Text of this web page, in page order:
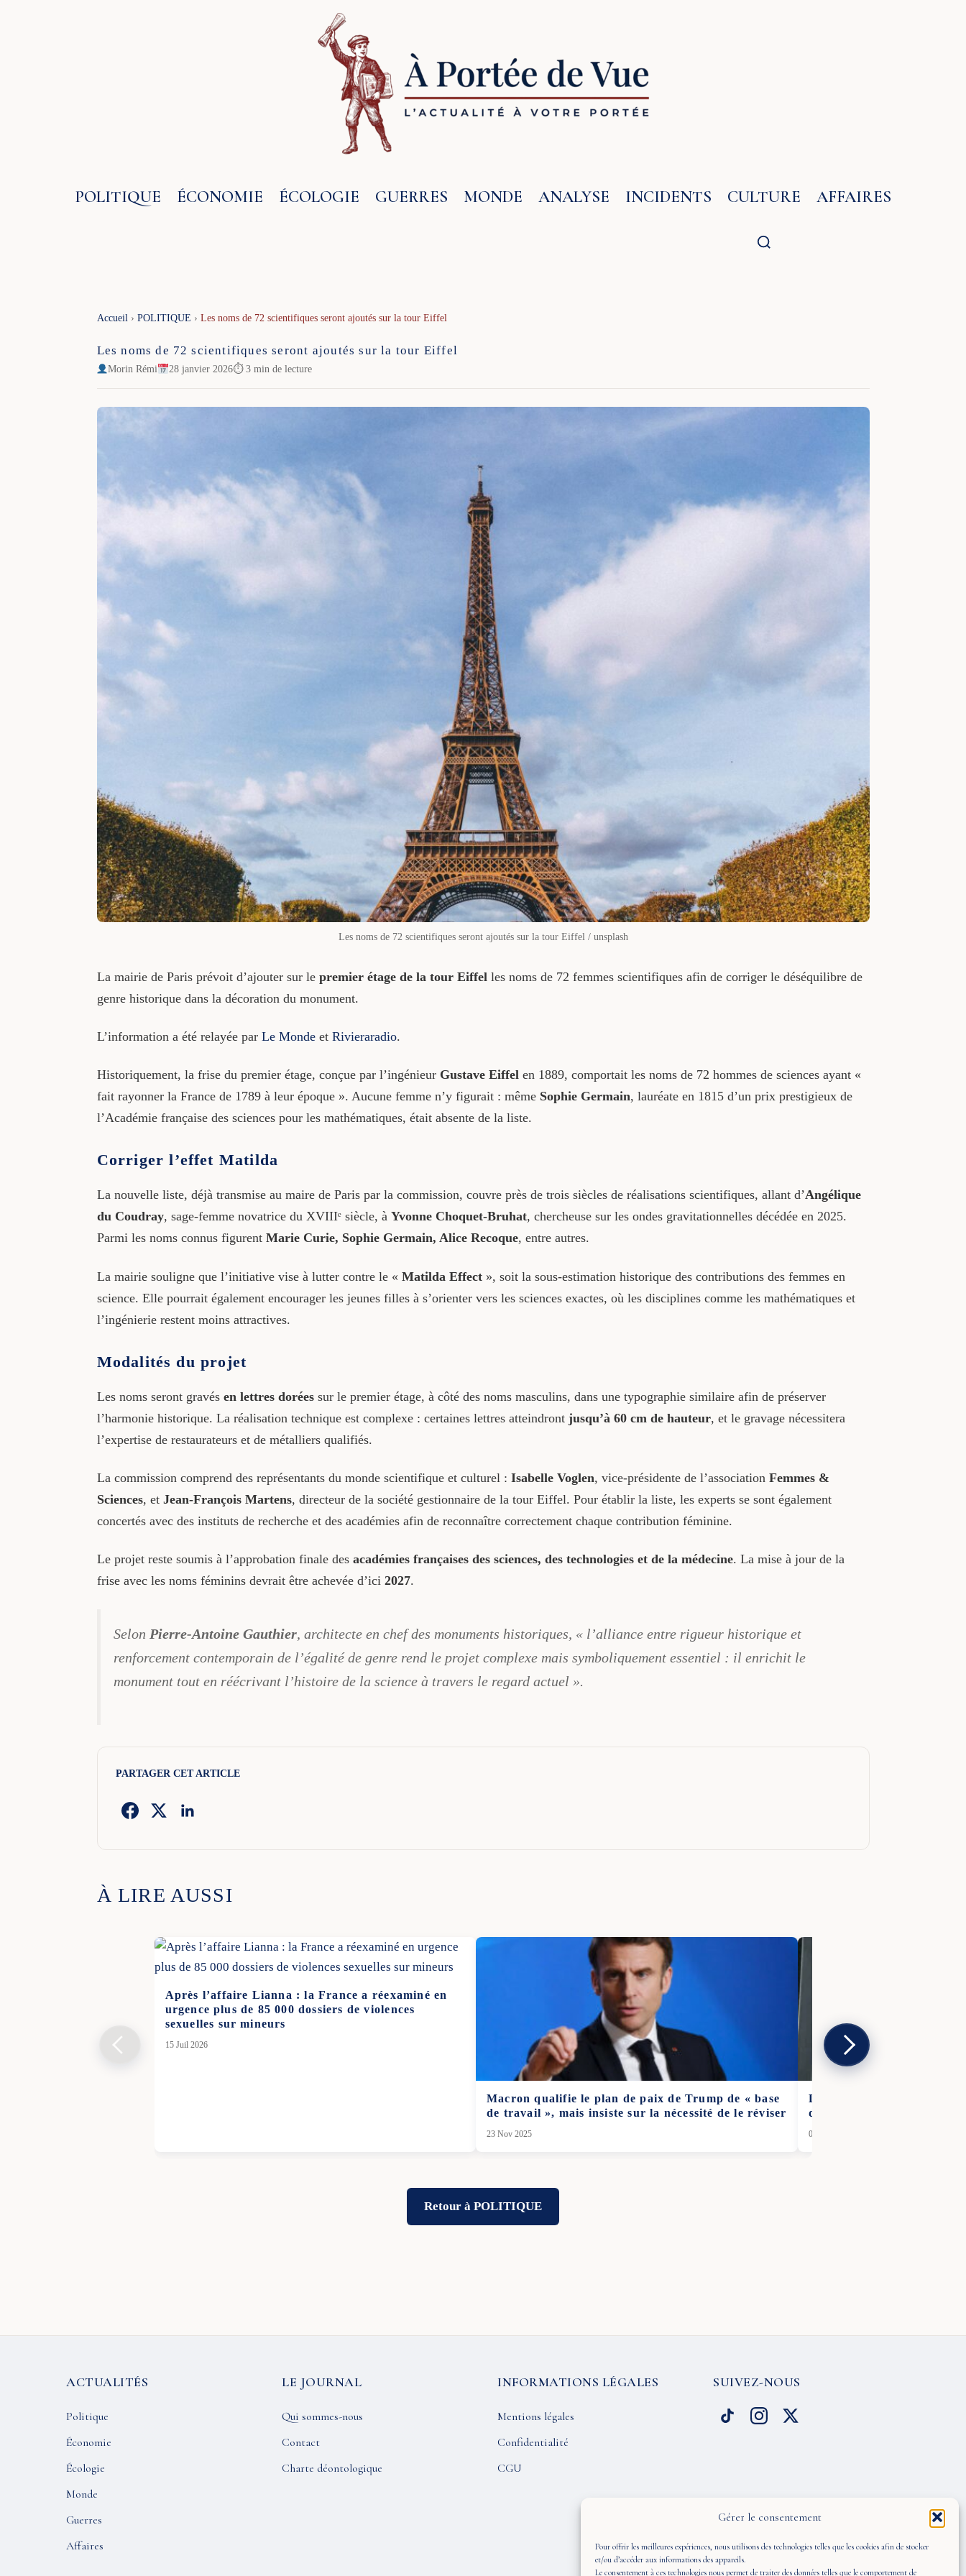
Gérer le consentement
Pour offrir les meilleures expériences, nous utilisons des technologies telles que les cookies afin de stocker
et/ou d’accéder aux informations des appareils.
Le consentement à ces technologies nous permet de traiter des données telles que le comportement de
POLITIQUE ÉCONOMIE ÉCOLOGIE GUERRES MONDE ANALYSE INCIDENTS CULTURE AFFAIRES
Accueil › POLITIQUE › Les noms de 72 scientifiques seront ajoutés sur la tour Eiffel
Les noms de 72 scientifiques seront ajoutés sur la tour Eiffel
Morin Rémi 28 janvier 2026⏱ 3 min de lecture
Les noms de 72 scientifiques seront ajoutés sur la tour Eiffel / unsplash
La mairie de Paris prévoit d’ajouter sur le premier étage de la tour Eiffel les noms de 72 femmes scientifiques afin de corriger le déséquilibre de
genre historique dans la décoration du monument.
L’information a été relayée parLe Mondeet Rivieraradio.
Historiquement, la frise du premier étage, conçue par l’ingénieur Gustave Eiffelen 1889, comportait les noms de 72 hommes de sciences ayant «
fait rayonner la France de 1789 à leur époque ». Aucune femme n’y figurait : même Sophie Germain, lauréate en 1815 d’un prix prestigieux de
l’Académie française des sciences pour les mathématiques, était absente de la liste.
Corriger l’effet Matilda
La nouvelle liste, déjà transmise au maire de Paris par la commission, couvre près de trois siècles de réalisations scientifiques, allant d’Angélique
du Coudray, sage-femme novatrice du XVIIIᵉ siècle, à Yvonne Choquet-Bruhat, chercheuse sur les ondes gravitationnelles décédée en 2025.
Parmi les noms connus figurent Marie Curie, Sophie Germain, Alice Recoque, entre autres.
La mairie souligne que l’initiative vise à lutter contre le « Matilda Effect», soit la sous-estimation historique des contributions des femmes en
science. Elle pourrait également encourager les jeunes filles à s’orienter vers les sciences exactes, où les disciplines comme les mathématiques et
l’ingénierie restent moins attractives.
Modalités du projet
Les noms seront gravés en lettres doréessur le premier étage, à côté des noms masculins, dans une typographie similaire afin de préserver
l’harmonie historique. La réalisation technique est complexe : certaines lettres atteindront jusqu’à 60 cm de hauteur, et le gravage nécessitera
l’expertise de restaurateurs et de métalliers qualifiés.
La commission comprend des représentants du monde scientifique et culturel : Isabelle Voglen, vice-présidente de l’association Femmes &
Sciences, et Jean-François Martens, directeur de la société gestionnaire de la tour Eiffel. Pour établir la liste, les experts se sont également
concertés avec des instituts de recherche et des académies afin de reconnaître correctement chaque contribution féminine.
Le projet reste soumis à l’approbation finale des académies françaises des sciences, des technologies et de la médecine. La mise à jour de la
frise avec les noms féminins devrait être achevée d’ici 2027.
Selon Pierre-Antoine Gauthier, architecte en chef des monuments historiques, « l’alliance entre rigueur historique et
renforcement contemporain de l’égalité de genre rend le projet complexe mais symboliquement essentiel : il enrichit le
monument tout en réécrivant l’histoire de la science à travers le regard actuel ».
PARTAGER CET ARTICLE
À LIRE AUSSI
Après l’affaire Lianna : la France a réexaminé en
urgence plus de 85 000 dossiers de violences
sexuelles sur mineurs
15 Juil 2026
Macron qualifie le plan de paix de Trump de « base
de travail », mais insiste sur la nécessité de le réviser
23 Nov 2025
Les médecins français
d’ampleur de dix jours
04 Jan 2026
Retour à POLITIQUE
ACTUALITÉS
Politique
Économie
Écologie
Monde
Guerres
Affaires
LE JOURNAL
Qui sommes-nous
Contact
Charte déontologique
INFORMATIONS LÉGALES
Mentions légales
Confidentialité
CGU
SUIVEZ-NOUS